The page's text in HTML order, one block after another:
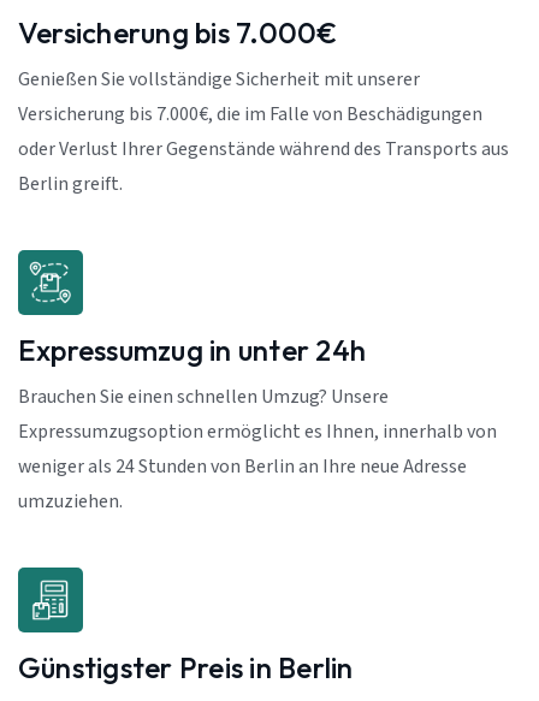
Versicherung bis 7.000€
Genießen Sie vollständige Sicherheit mit unserer
Versicherung bis 7.000€, die im Falle von Beschädigungen
oder Verlust Ihrer Gegenstände während des Transports aus
Berlin greift.
Expressumzug in unter 24h
Brauchen Sie einen schnellen Umzug? Unsere
Expressumzugsoption ermöglicht es Ihnen, innerhalb von
weniger als 24 Stunden von Berlin an Ihre neue Adresse
umzuziehen.
Günstigster Preis in Berlin